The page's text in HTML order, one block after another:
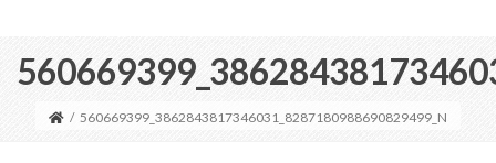
/ 560669399_3862843817346031_8287180988690829499_N